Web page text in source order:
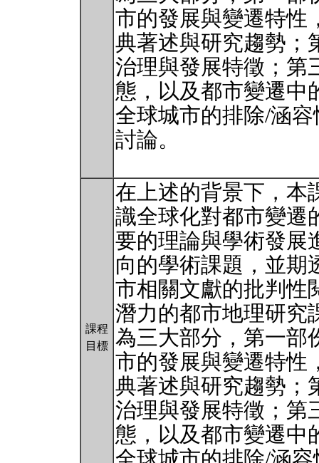
市的發展與變遷特性
典著述與研究趨勢；
治理與發展特徵；第
態，以及都市變遷中
全球城市的排除/涵
討論。
課程
目標
在上述的背景下，本
識全球化對都市變遷
要的理論與學術發展
向的學術課題，並期
市相關文獻的批判性
潛力的都市地理研究
為三大部分，第一部
市的發展與變遷特性
典著述與研究趨勢；
治理與發展特徵；第
態，以及都市變遷中